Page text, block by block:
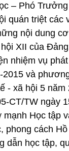
– Phó
quán triệt các
nội dung
XII của
nhiệm vụ
2015 và
- xã hội 5 năm
CT/TW ngày
mạnh Học tập
phong cách
dẫn học tập,